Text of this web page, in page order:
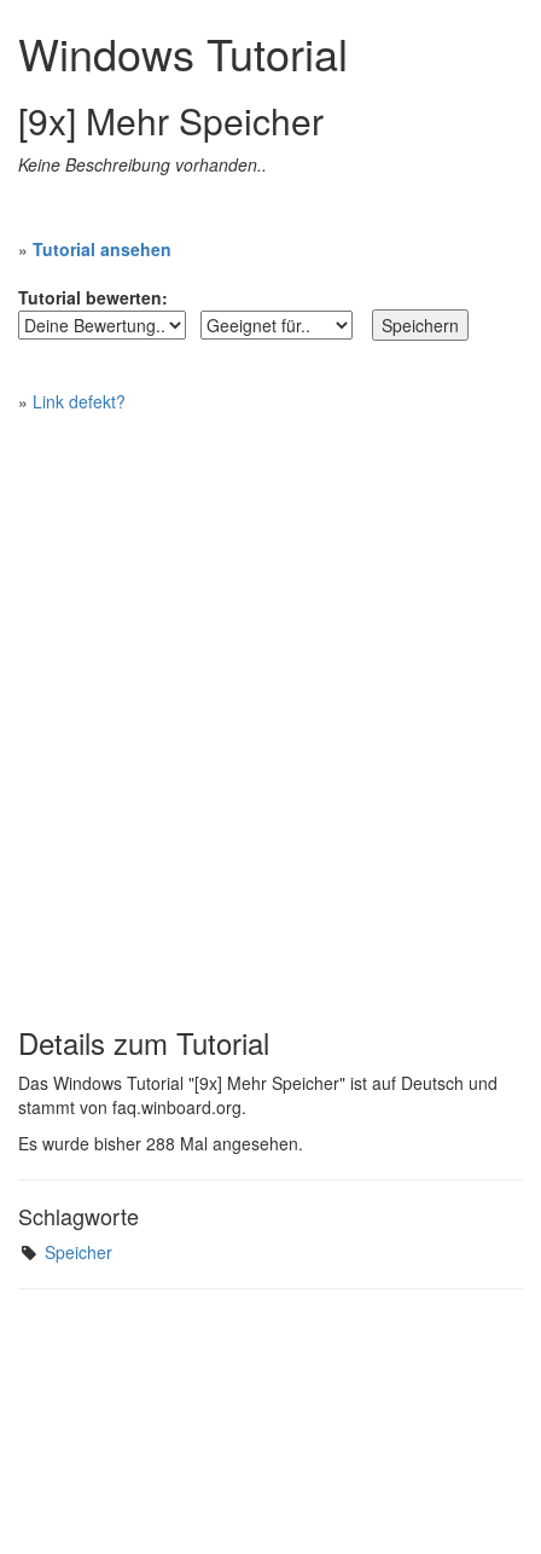
Windows Tutorial
[9x] Mehr Speicher
Keine Beschreibung vorhanden..
» Tutorial ansehen
Tutorial bewerten:
» Link defekt?
Details zum Tutorial
Das Windows Tutorial "[9x] Mehr Speicher" ist auf Deutsch und
stammt von faq.winboard.org.
Es wurde bisher 288 Mal angesehen.
Schlagworte
Speicher